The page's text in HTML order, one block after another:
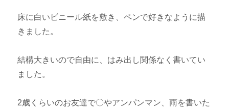
床に白いビニール紙を敷き、ペンで好きなように描
きました。
結構大きいので自由に、はみ出し関係なく書いてい
ました。
2歳くらいのお友達で〇やアンパンマン、雨を書いた